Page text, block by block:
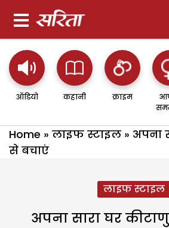
ऑडियो कहानी क्राइम
Home » लाइफ स्टाइल » अपना
से बचाएं
लाइफ स्टाइल
अपना सारा घर